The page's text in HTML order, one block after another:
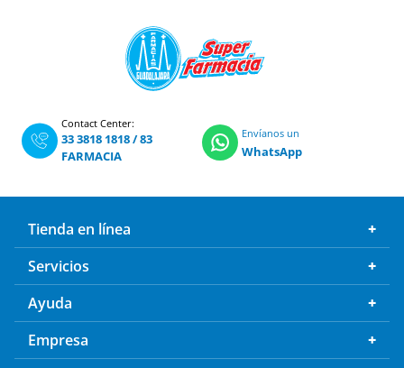
Contact Center:
33 3818 1818/83
FARMACIA
Envíanos un
WhatsApp
Tienda en línea
Servicios
Ayuda
Empresa